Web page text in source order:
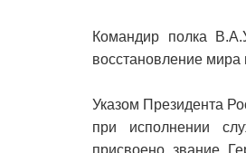
Командир полка
восстановление мира
Указом Президента
при исполнении
присвоено звание